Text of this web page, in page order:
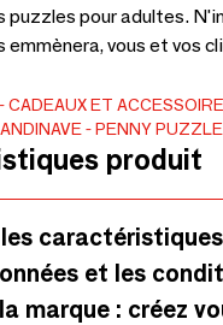
puzzles pour adultes.
emmènera, vous et vos
un voyage littéraire
aussi incroyable.
grand soin pour les
l'histoire locales. Notre
par des femmes. Les
HAMLET, HOME OF A
OF FASHION
CADEAUX ET
PENNY PUZZLE
produit
et les
marque : créez